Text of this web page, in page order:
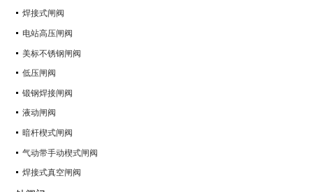
焊接式闸阀
电站高压闸阀
美标不锈钢闸阀
低压闸阀
锻钢焊接闸阀
液动闸阀
暗杆楔式闸阀
气动带手动楔式闸阀
焊接式真空闸阀